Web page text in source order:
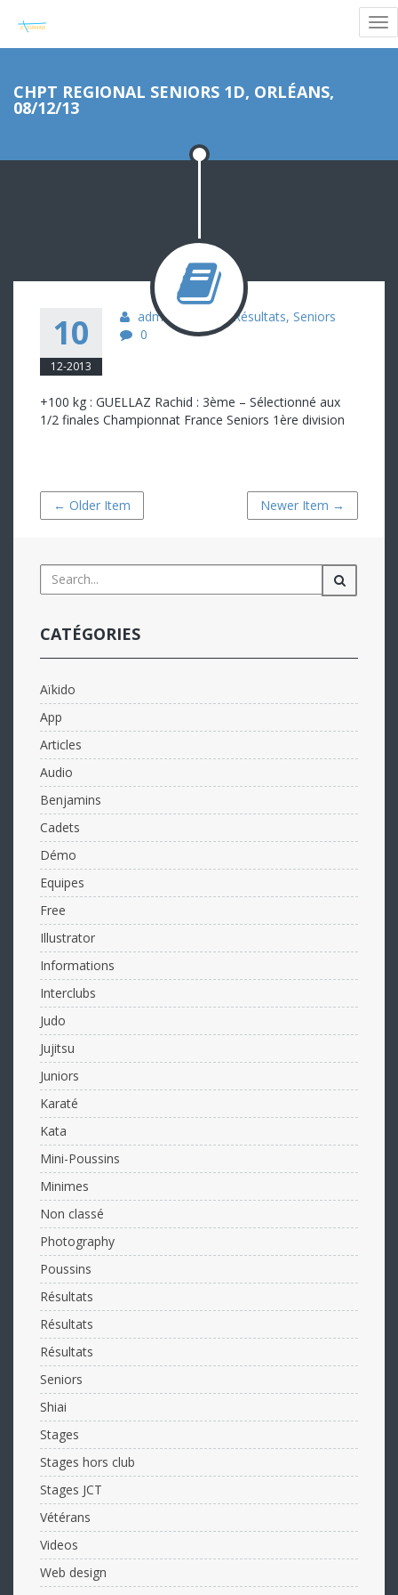
CHPT REGIONAL SENIORS 1D, ORLÉANS,
08/12/13
10
12-2013
admin ,Résultats, Seniors
0
+100 kg : GUELLAZ Rachid : 3ème – Sélectionné aux
1/2 finales Championnat France Seniors 1ère division
← Older Item Newer Item →
CATÉGORIES
Aïkido
App
Articles
Audio
Benjamins
Cadets
Démo
Equipes
Free
Illustrator
Informations
Interclubs
Judo
Jujitsu
Juniors
Karaté
Kata
Mini-Poussins
Minimes
Non classé
Photography
Poussins
Résultats
Résultats
Résultats
Seniors
Shiai
Stages
Stages hors club
Stages JCT
Vétérans
Videos
Web design